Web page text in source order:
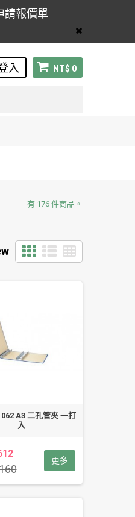
請報價單
NT$ 0
入
有 176 件商品。
A3 二孔管夾 一打
入
更多